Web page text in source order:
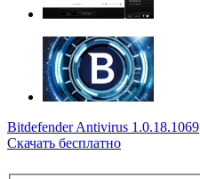
Bitdefender Antivirus 1.0.18.1069
Скачать бесплатно